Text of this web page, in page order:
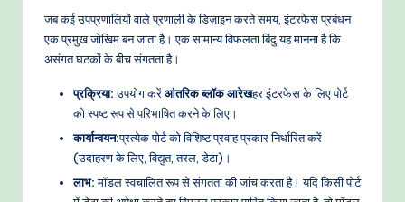
जब कई उपप्रणालियों वाले प्रणाली के डिज़ाइन करते समय, इंटरफेस प्रबंधन
एक प्रमुख जोखिम बन जाता है। एक सामान्य विफलता बिंदु यह मानना है कि
असंगत घटकों के बीच संगतता है।
प्रक्रिया:उपयोग करेंआंतरिक ब्लॉक आरेखहर इंटरफेस के लिए पोर्ट
को स्पष्ट रूप से परिभाषित करने के लिए।
कार्यान्वयन:प्रत्येक पोर्ट को विशिष्ट प्रवाह प्रकार निर्धारित करें
(उदाहरण के लिए, विद्युत, तरल, डेटा)।
लाभ:मॉडल स्वचालित रूप से संगतता की जांच करता है। यदि किसी पोर्ट